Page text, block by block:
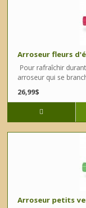
Arroseur fleurs
Pour rafraîchir
arroseur qui se
26,99$
Arroseur petits